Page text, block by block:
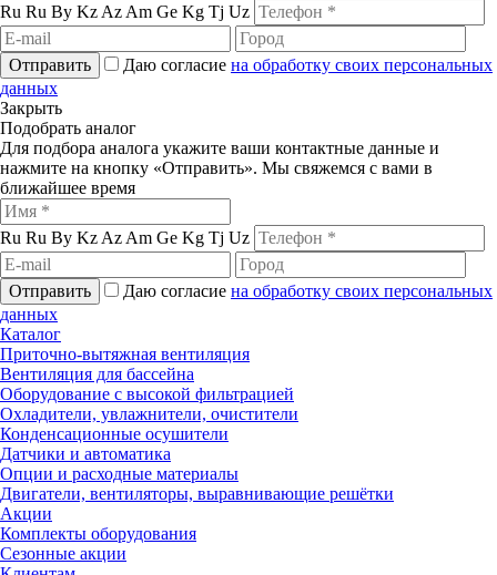
Ru Ru By Kz Az Am Ge Kg Tj Uz
Отправить Даю согласие на обработку своих персональных
данных
Закрыть
Подобрать аналог
Для подбора аналога укажите ваши контактные данные и
нажмите на кнопку «Отправить». Мы свяжемся с вами в
ближайшее время
Ru Ru By Kz Az Am Ge Kg Tj Uz
Отправить Даю согласие на обработку своих персональных
данных
Каталог
Приточно-вытяжная вентиляция
Вентиляция для бассейна
Оборудование с высокой фильтрацией
Охладители, увлажнители, очистители
Конденсационные осушители
Датчики и автоматика
Опции и расходные материалы
Двигатели, вентиляторы, выравнивающие решётки
Акции
Комплекты оборудования
Сезонные акции